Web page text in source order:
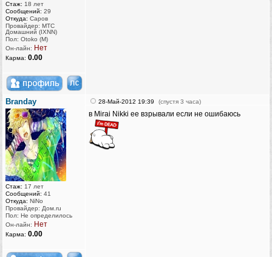
Стаж: 18 лет
Сообщений: 29
Откуда: Саров
Провайдер: МТС
Домашний (IXNN)
Пол: Otoko (M)
Он-лайн: Нет
Карма: 0.00
Branday
Стаж: 17 лет
Сообщений: 41
Откуда: NiNo
Провайдер: Дом.ru
Пол: Не определилось
Он-лайн: Нет
Карма: 0.00
28-Май-2012 19:39 (спустя 3 часа)
в Mirai Nikki ee взрывали если не ошибаюсь